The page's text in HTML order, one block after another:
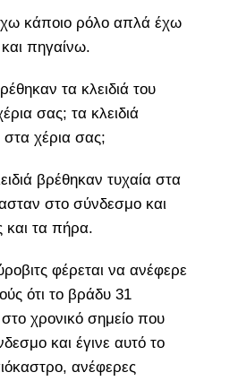
κάποιο ρόλο απλά έχω
πηγαίνω.
τα κλειδιά του
σας; τα κλειδιά
στα χέρια σας;
βρέθηκαν τυχαία στα
στο σύνδεσμο και
και τα πήρα.
φέρεται να ανέφερε
ότι το βράδυ 31
χρονικό σημείο που
και έγινε αυτό το
ανέφερες